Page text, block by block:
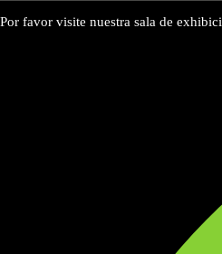
Por favor visite nuestra sala de